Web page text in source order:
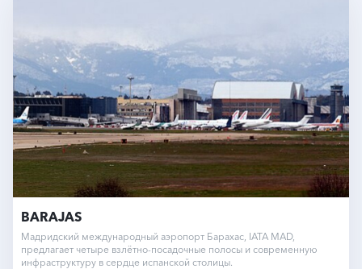
BARAJAS
Мадридский международный аэропорт Барахас, IATA MAD,
предлагает четыре взлётно-посадочные полосы и современную
инфраструктуру в сердце испанской столицы.